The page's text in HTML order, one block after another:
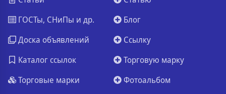
ГОСТы, СНиПы и др.
Доска объявлений
Каталог ссылок
Торговые марки
Блог
Ссылку
Торговую марку
Фотоальбом